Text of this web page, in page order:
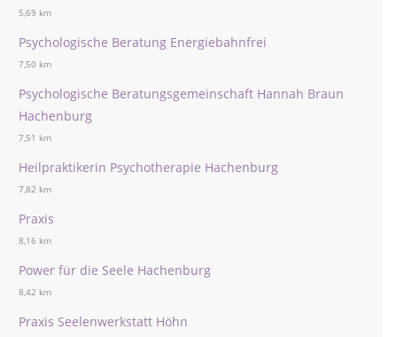
5,69 km
Psychologische Beratung Energiebahnfrei
7,50 km
Psychologische Beratungsgemeinschaft Hannah Braun
Hachenburg
7,51 km
Heilpraktikerin Psychotherapie Hachenburg
7,82 km
Praxis
8,16 km
Power für die Seele Hachenburg
8,42 km
Praxis Seelenwerkstatt Höhn